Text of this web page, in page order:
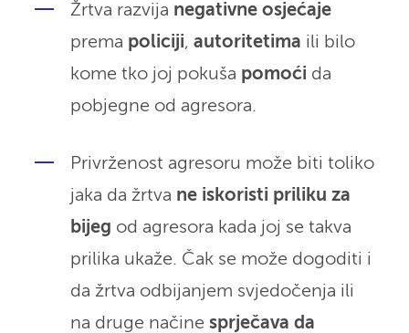
Žrtva razvija negativne osjećaje
prema policiji, autoritetima ili bilo
kome tko joj pokuša pomoći da
pobjegne od agresora.
Privrženost agresoru može biti toliko
jaka da žrtva ne iskoristi priliku za
bijeg od agresora kada joj se takva
prilika ukaže. Čak se može dogoditi i
da žrtva odbijanjem svjedočenja ili
na druge načine sprječava da